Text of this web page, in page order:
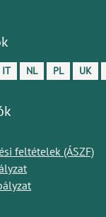
IT NL PL UK
feltételek (ÁSZF)